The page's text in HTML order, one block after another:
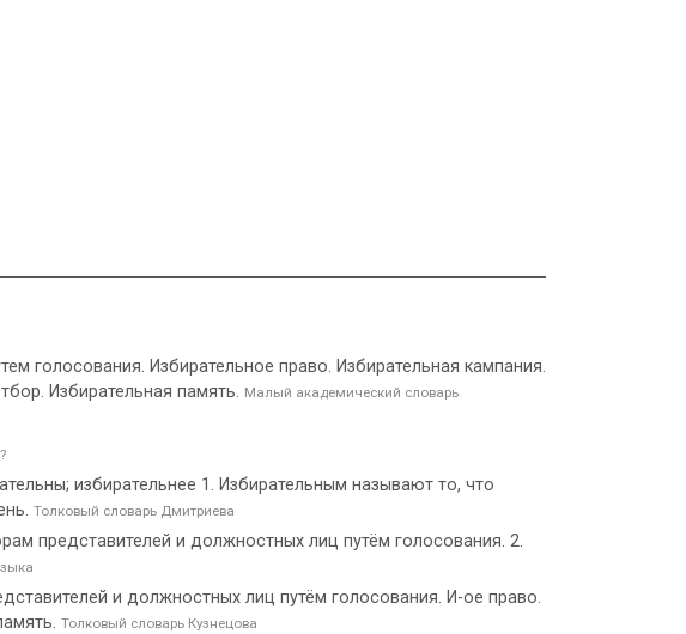
голосования. Избирательное право. Избирательная кампания.
Избирательная память. Малый академический словарь
избирательнее 1. Избирательным называют то, что
Толковый словарь Дмитриева
представителей и должностных лиц путём голосования. 2.
и должностных лиц путём голосования. И-ое право.
Толковый словарь Кузнецова